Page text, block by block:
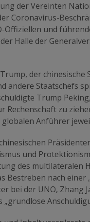
der Vereinten
Coronavirus-
Offiziellen und
Halle der
der
andere Staatschefs
Trump
Rechenschaft zu
Anführer
und
des multilateralen
Bestreben nach
bei der UNO, Zhang
„grundlose